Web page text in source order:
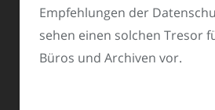
Empfehlungen der
sehen einen solchen Tresor
Büros und Archiven vor.